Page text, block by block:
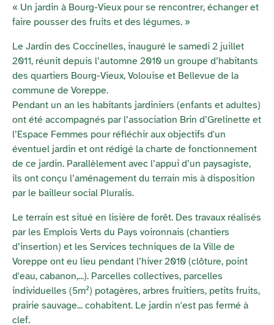
« Un jardin à Bourg-Vieux pour se rencontrer, échanger et
faire pousser des fruits et des légumes. »
Le Jardin des Coccinelles, inauguré le samedi 2 juillet
2011, réunit depuis l’automne 2010 un groupe d’habitants
des quartiers Bourg-Vieux, Volouise et Bellevue de la
commune de Voreppe.
Pendant un an les habitants jardiniers (enfants et adultes)
ont été accompagnés par l’association Brin d’Grelinette et
l’Espace Femmes pour réfléchir aux objectifs d'un
éventuel jardin et ont rédigé la charte de fonctionnement
de ce jardin. Parallèlement avec l’appui d’un paysagiste,
ils ont conçu l’aménagement du terrain mis à disposition
par le bailleur social Pluralis.
Le terrain est situé en lisière de forêt. Des travaux réalisés
par les Emplois Verts du Pays voironnais (chantiers
d’insertion) et les Services techniques de la Ville de
Voreppe ont eu lieu pendant l’hiver 2010 (clôture, point
d'eau, cabanon,...). Parcelles collectives, parcelles
individuelles (5m²) potagères, arbres fruitiers, petits fruits,
prairie sauvage... cohabitent. Le jardin n'est pas fermé à
clef.